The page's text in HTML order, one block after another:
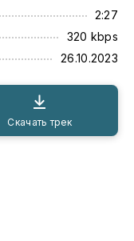
2:27
320 kbps
26.10.2023
Скачать трек